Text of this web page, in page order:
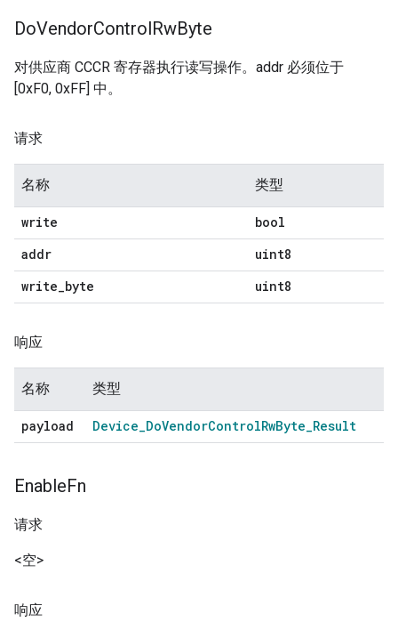
DoVendorControlRwByte
对供应商 CCCR 寄存器执行读写操作。addr 必须位于
[0xF0, 0xFF] 中。
请求
名称 类型
write
bool
addr
uint8
write_byte uint8
响应
名称 类型
payload Device_DoVendorControlRwByte_Result
EnableFn
请求
<空>
响应